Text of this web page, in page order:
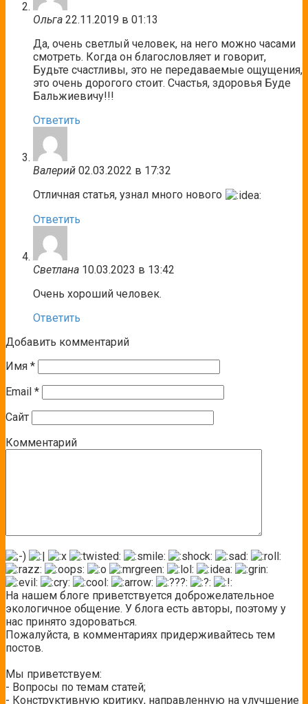
Ольга 22.11.2019 в 01:13
Да, очень светлый человек, на него можно часами
смотреть. Когда он благословляет и говорит,
Будьте счастливы, это не передаваемые ощущения,
это очень дорогого стоит. Счастья, здоровья Буде
Бальжиевичу!!!
Ответить
Валерий 02.03.2022 в 17:32
Отличная статья, узнал много нового
Ответить
Светлана 10.03.2023 в 13:42
Очень хороший человек.
Ответить
Добавить комментарий
Имя *
Email *
Сайт
Комментарий
На нашем блоге приветствуется доброжелательное
экологичное общение. У блога есть авторы, поэтому у
нас принято здороваться.
Пожалуйста, в комментариях придерживайтесь тем
постов.
Мы приветствуем:
- Вопросы по темам статей;
- Конструктивную критику, направленную на улучшение